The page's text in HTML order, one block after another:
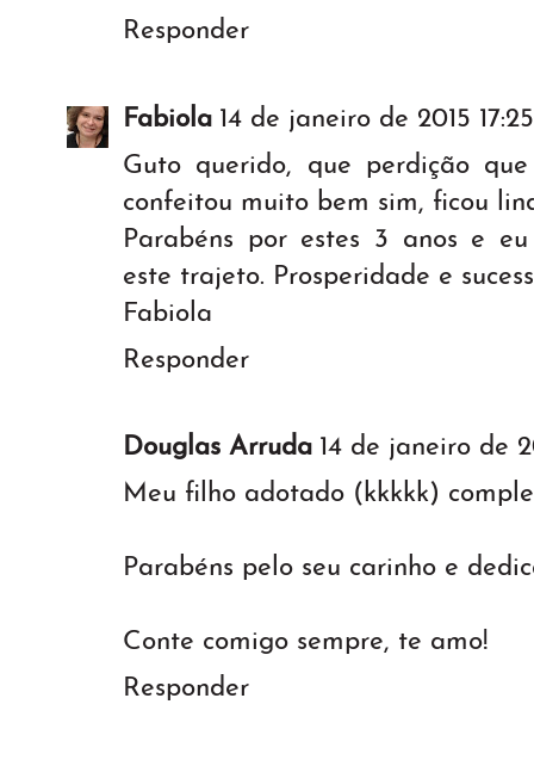
Responder
Fabiola 14 de janeiro de 2015 17:25
Guto querido, que perdição
confeitou muito bem sim, ficou
Parabéns por estes 3 anos e
este trajeto. Prosperidade e
Fabiola
Responder
Douglas Arruda 14 de janeiro de
Meu filho adotado (kkkkk)
Parabéns pelo seu carinho e
Conte comigo sempre, te amo!
Responder